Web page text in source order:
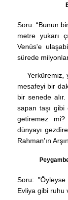
Soru: “Bunun
metre yukarı
Venüs'e
sürede
Yerküremiz,
mesafeyi bir
bir senede
sapan taşı gibi
getiremez
dünyayı
Rahman'ın
Soru:
Evliya gibi ruhu